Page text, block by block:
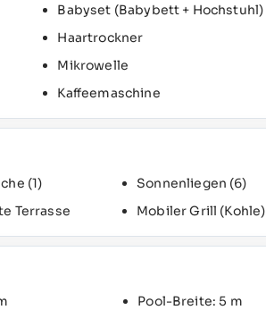
Babyset (Babybett + Hochstuhl)
Haartrockner
Mikrowelle
Kaffeemaschine
(1) Sonnenliegen (6)
Terrasse Mobiler Grill (Kohle)
Pool-Breite: 5 m